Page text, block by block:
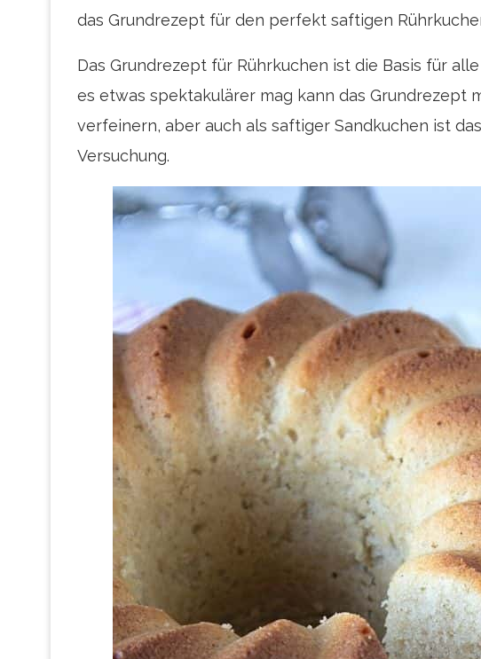
das Grundrezept für den perfekt saftigen
Das Grundrezept für Rührkuchen ist die Basis für
es etwas spektakulärer mag kann das Grundrezept
verfeinern, aber auch als saftiger Sandkuchen ist
Versuchung.